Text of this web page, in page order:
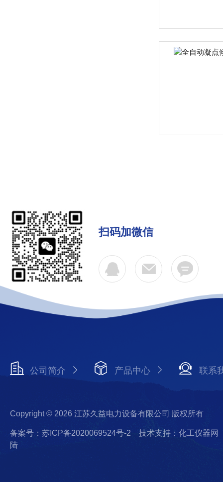
扫码加微信
公司简介 产品中心 联系
Copyright © 2026 江苏久益电力设备有限公司 版权所有
备案号：苏ICP备2020069524号-2
技术支持：化工仪器网
陆